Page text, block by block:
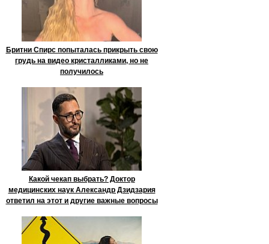
Бритни Спирс попыталась прикрыть свою
грудь на видео кристалликами, но не
получилось
Какой чекап выбрать? Доктор
медицинских наук Александр Дзидзария
ответил на этот и другие важные вопросы